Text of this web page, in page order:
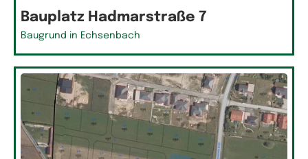
Bauplatz Hadmarstraße 7
Baugrund in Echsenbach